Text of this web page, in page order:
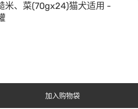
米、菜(70gx24)猫犬适用 -
加入购物袋